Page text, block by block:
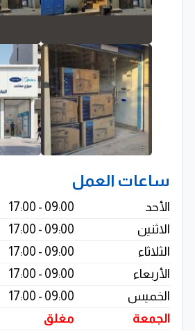
الحفاظ على البيئة.
شركة الماسة للتكييف
شريكك الموثوق لحلول التكييف
ساعات العمل
الأحد
09:00 - 17:00
الاثنين
09:00 - 17:00
الثلاثاء
09:00 - 17:00
الأربعاء
09:00 - 17:00
الخميس
09:00 - 17:00
الجمعة
مغلق